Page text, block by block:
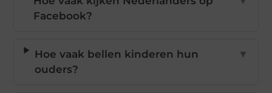
Facebook?
Hoe vaak bellen kinderen hun
ouders?
▼